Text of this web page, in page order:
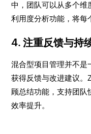
中，团队可以从多个维
利用度分析功能，将每
4. 注重反馈与持
混合型项目管理并不是
获得反馈与改进建议
顾总结功能，支持团队
效率提升。